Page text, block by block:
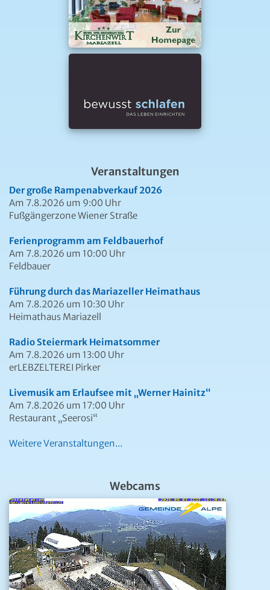
Veranstaltungen
Der große Rampenabverkauf 2026
Am 7.8.2026 um 9:00 Uhr
Fußgängerzone Wiener Straße
Ferienprogramm am Feldbauerhof
Am 7.8.2026 um 10:00 Uhr
Feldbauer
Führung durch das Mariazeller Heimathaus
Am 7.8.2026 um 10:30 Uhr
Heimathaus Mariazell
Radio Steiermark Heimatsommer
Am 7.8.2026 um 13:00 Uhr
erLEBZELTEREI Pirker
Livemusik am Erlaufsee mit „Werner Hainitz“
Am 7.8.2026 um 17:00 Uhr
Restaurant „Seerosi“
Weitere Veranstaltungen...
Webcams